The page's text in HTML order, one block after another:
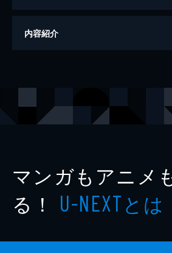
著者
内容紹介
マンガもアニメ
る！ U-NEXTとは